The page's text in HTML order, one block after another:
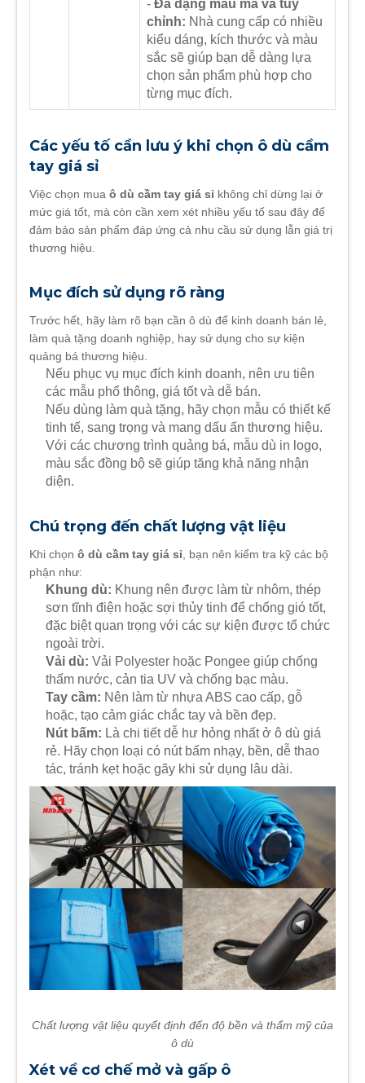
- Đa dạng mẫu mã và tùy
chỉnh: Nhà cung cấp có nhiều
kiểu dáng, kích thước và màu
sắc sẽ giúp bạn dễ dàng lựa
chọn sản phẩm phù hợp cho
từng mục đích.
Các yếu tố cần lưu ý khi chọn ô dù cầm
tay giá sỉ
Việc chọn mua ô dù cầm tay giá sỉ không chỉ dừng lại ở
mức giá tốt, mà còn cần xem xét nhiều yếu tố sau đây để
đảm bảo sản phẩm đáp ứng cả nhu cầu sử dụng lẫn giá trị
thương hiệu.
Mục đích sử dụng rõ ràng
Trước hết, hãy làm rõ bạn cần ô dù để kinh doanh bán lẻ,
làm quà tặng doanh nghiệp, hay sử dụng cho sự kiện
quảng bá thương hiệu.
Nếu phục vụ mục đích kinh doanh, nên ưu tiên
các mẫu phổ thông, giá tốt và dễ bán.
Nếu dùng làm quà tặng, hãy chọn mẫu có thiết kế
tinh tế, sang trọng và mang dấu ấn thương hiệu.
Với các chương trình quảng bá, mẫu dù in logo,
màu sắc đồng bộ sẽ giúp tăng khả năng nhận
diện.
Chú trọng đến chất lượng vật liệu
Khi chọn ô dù cầm tay giá sỉ , bạn nên kiểm tra kỹ các bộ
phận như:
Khung dù: Khung nên được làm từ nhôm, thép
sơn tĩnh điện hoặc sợi thủy tinh để chống gió tốt,
đặc biệt quan trọng với các sự kiện được tổ chức
ngoài trời.
Vải dù: Vải Polyester hoặc Pongee giúp chống
thấm nước, cản tia UV và chống bạc màu.
Tay cầm: Nên làm từ nhựa ABS cao cấp, gỗ
hoặc, tạo cảm giác chắc tay và bền đẹp.
Nút bấm: Là chi tiết dễ hư hỏng nhất ở ô dù giá
rẻ. Hãy chọn loại có nút bấm nhạy, bền, dễ thao
tác, tránh kẹt hoặc gãy khi sử dụng lâu dài.
Chất lượng vật liệu quyết định đến độ bền và thẩm mỹ của
ô dù
Xét về cơ chế mở và gấp ô